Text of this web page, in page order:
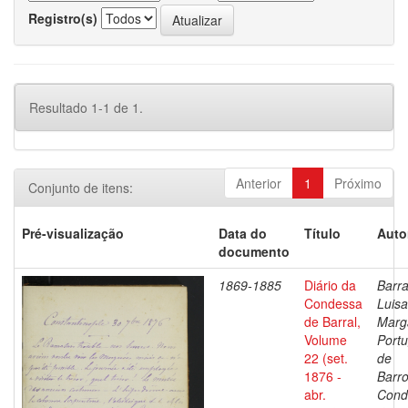
Registro(s)
Resultado 1-1 de 1.
Anterior 1 Próximo
Conjunto de itens:
Pré-visualização
Data do
documento
Título
1869-1885
Diário da
Condessa
de Barral,
Volume
22 (set.
1876 -
abr.
Luisa
de